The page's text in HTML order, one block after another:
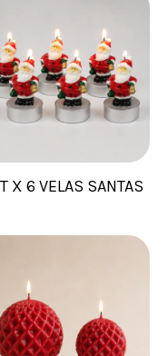
X 6 VELAS SANTAS